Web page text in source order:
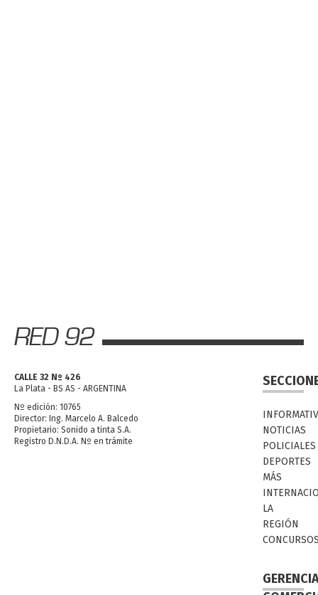
CALLE 32 Nº 426
La Plata - BS AS - ARGENTINA
Nº edición: 10765
Director: Ing. Marcelo A. Balcedo
Propietario: Sonido a tinta S.A.
Registro D.N.D.A. Nº en trámite
NOTICIAS
POLICIALES
DEPORTES
MÁS
LA
REGIÓN